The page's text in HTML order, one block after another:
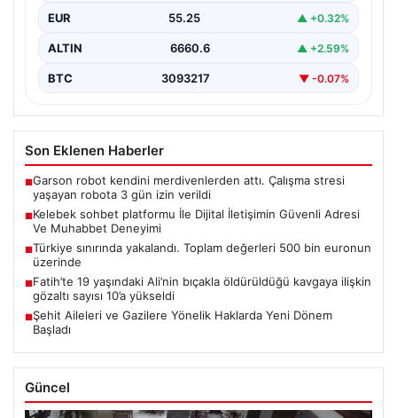
EUR 55.25 ▲ +0.32%
ALTIN 6660.6 ▲ +2.59%
BTC 3093217 ▼ -0.07%
Son Eklenen Haberler
■Garson robot kendini merdivenlerden attı. Çalışma stresi
yaşayan robota 3 gün izin verildi
■Kelebek sohbet platformu İle Dijital İletişimin Güvenli Adresi
Ve Muhabbet Deneyimi
■Türkiye sınırında yakalandı. Toplam değerleri 500 bin euronun
üzerinde
■Fatih’te 19 yaşındaki Ali’nin bıçakla öldürüldüğü kavgaya ilişkin
gözaltı sayısı 10’a yükseldi
■Şehit Aileleri ve Gazilere Yönelik Haklarda Yeni Dönem
Başladı
Güncel